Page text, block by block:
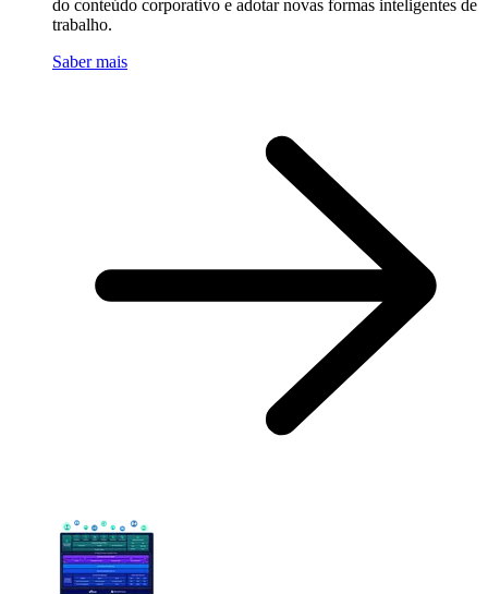
do conteúdo corporativo e adotar novas formas inteligentes de
trabalho.
Saber mais